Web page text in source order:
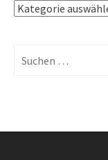
Kategorien
nach: